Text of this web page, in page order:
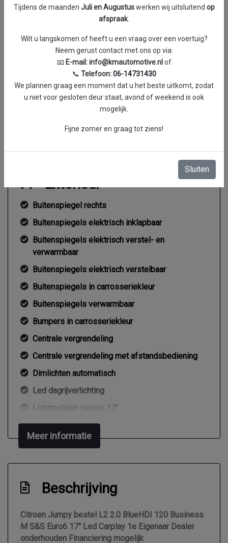
Brandstof
Diesel
Aantal cilinders
4
Cilinderinhoud
1997 cc
90 kW / 122 PK
Topsnelheid
170 km/h
0 Nm
Gemiddeld verbruik
5.3 l/100km
Exterieur
Buitenspiegel rechts
Buitenspiegels elektrisch inklapbaar
Buitenspiegels elektrisch verstel- en
verwarmbaar
Buitenspiegels elektrisch verstelbaar
Buitenspiegels in carrosseriekleur
Buitenspiegels verwarmbaar
Bumpers in carrosseriekleur
Centrale vergrendeling
Centrale vergrendeling met afstandsbediening
Dimlichten automatisch
Led dagrijverlichting
Lichtmetalen velgen 17"
Mistlampen voor
Park distance control
Speciale kleur
Sportvelgen
Trekhaak
Meer informatie
Beschrijving
Citroen Jumpy bestel L2 2.0 BlueHDI 120 Business
M S&S Euro6 17'' Led Carplay 1e Eigenaar Dealer
onderhouden Financiering mogelijk
Tijdens de maanden Juli en Augustuswerken wij uitsluitend op
afspraak.
Wilt u langskomen of heeft u een vraag over een voertuig?
Neem gerust contact met ons op via:
📧 E-mail:info@kmautomotive.nlof
📞 Telefoon:06-14731430
We plannen graag een moment dat u het beste uitkomt, zodat
u niet voor gesloten deur staat, avond of weekend is ook
mogelijk.
Fijne zomer en graag tot ziens!
Sluiten